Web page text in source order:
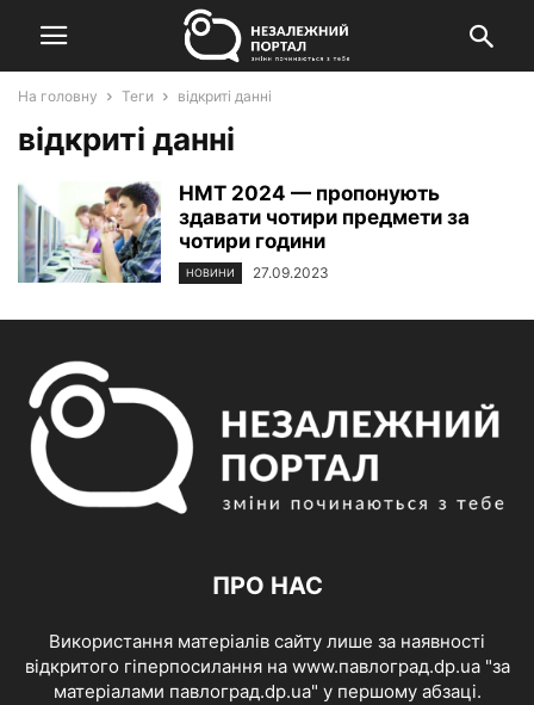
На головну Теги відкриті данні
відкриті данні
НМТ 2024 — пропонують
здавати чотири предмети за
чотири години
НОВИНИ 27.09.2023
ПРО НАС
Використання матеріалів сайту лише за наявності
відкритого гіперпосилання на www.павлоград.dp.ua "за
матеріалами павлоград.dp.ua" у першому абзаці.